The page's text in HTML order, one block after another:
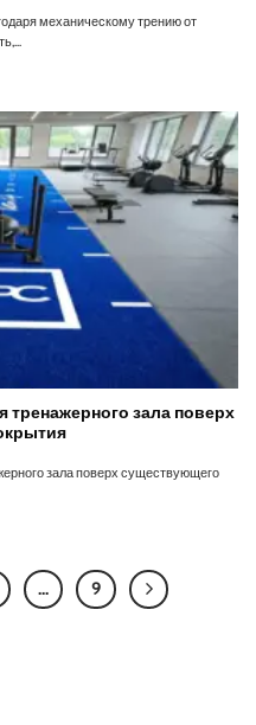
механическому трению от
тренажерного зала поверх
зала поверх существующего
... 9